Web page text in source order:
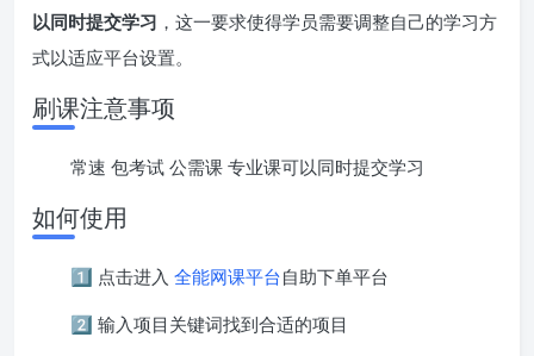
以同时提交学习 ，这一要求使得学员需要调整自己的学习方
式以适应平台设置。
刷课注意事项
常速 包考试 公需课 专业课可以同时提交学习
如何使用
1️⃣ 点击进入 全能网课平台自助下单平台
2️⃣ 输入项目关键词找到合适的项目